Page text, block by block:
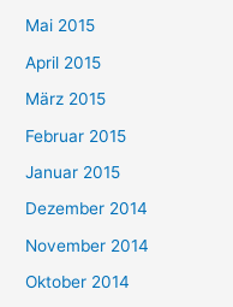
Mai 2015
April 2015
März 2015
Februar 2015
Januar 2015
Dezember 2014
November 2014
Oktober 2014